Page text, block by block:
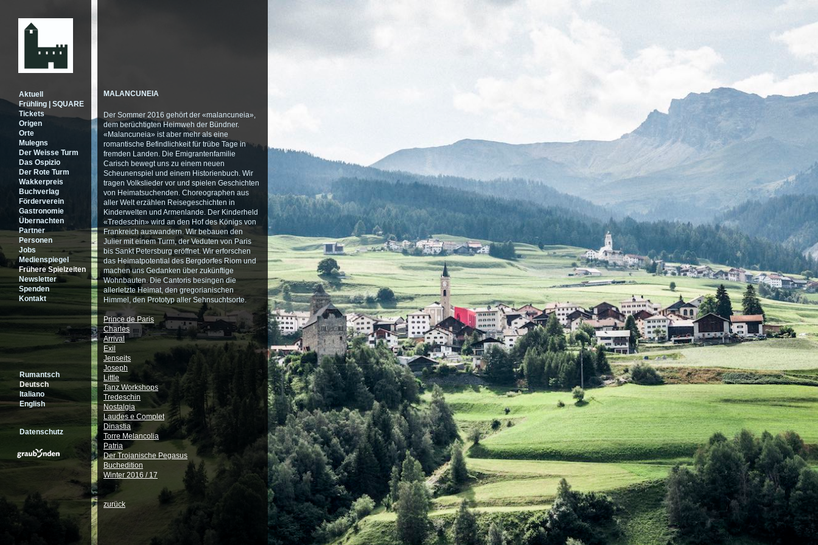
Aktuell
Frühling | SQUARE
Tickets
Origen
Orte
Mulegns
Der Weisse Turm
Das Ospizio
Der Rote Turm
Wakkerpreis
Buchverlag
Förderverein
Gastronomie
Übernachten
Partner
Personen
Jobs
Medienspiegel
Frühere Spielzeiten
Newsletter
Spenden
Kontakt
Rumantsch
Deutsch
Italiano
English
Datenschutz
MALANCUNEIA
Der Sommer 2016 gehört der «malancuneia»,
dem berüchtigten Heimweh der Bündner.
«Malancuneia» ist aber mehr als eine
romantische Befindlichkeit für trübe Tage in
fremden Landen. Die Emigrantenfamilie
Carisch bewegt uns zu einem neuen
Scheunenspiel und einem Historienbuch. Wir
tragen Volkslieder vor und spielen Geschichten
von Heimatsuchenden. Choreographen aus
aller Welt erzählen Reisegeschichten in
Kinderwelten und Armenlande. Der Kinderheld
«Tredeschin» wird an den Hof des Königs von
Frankreich auswandern. Wir bebauen den
Julier mit einem Turm, der Veduten von Paris
bis Sankt Petersburg eröffnet. Wir erforschen
das Heimatpotential des Bergdorfes Riom und
machen uns Gedanken über zukünftige
Wohnbauten. Die Cantoris besingen die
allerletzte Heimat, den gregorianischen
Himmel, den Prototyp aller Sehnsuchtsorte.
Prince de Paris
Charles
Arrival
Exil
Jenseits
Joseph
Little
Tanz Workshops
Tredeschin
Nostalgia
Laudes e Complet
Dinastia
Torre Melancolia
Patria
Der Trojanische Pegasus
Buchedition
Winter 2016 / 17
zurück